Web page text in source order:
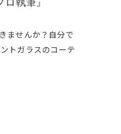
ませんか？自分で
トガラスのコーテ